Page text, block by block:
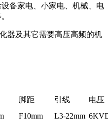
备家电、小家电、机械、电
器及其它需要高压高频的机
脚距 引线
电压
F10mm L3-22mm